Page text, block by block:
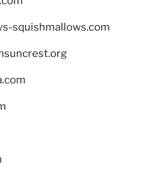
squishmallows.com